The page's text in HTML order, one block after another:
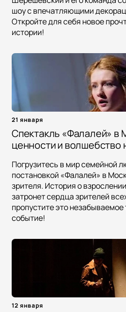
шоу с впечатляющими
Откройте для себя новое
истории!
21 января
Спектакль «Фалалей»
ценности и волшебство
Погрузитесь в мир семейной
постановкой «Фалалей» в
зрителя. История о
затронет сердца зрителей
пропустите это
событие!
12 января